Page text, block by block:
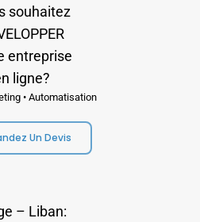
souhaitez
entreprise
ligne?
• Automatisation
Un Devis
– Liban: